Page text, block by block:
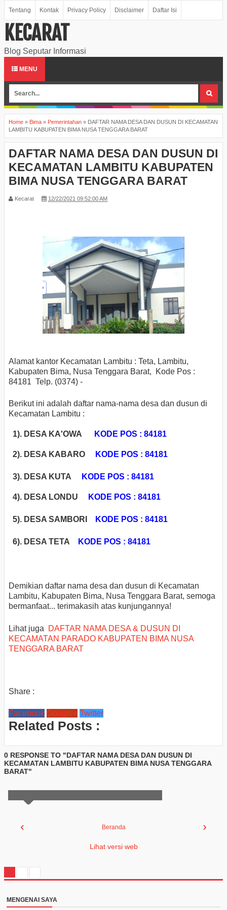
Tentang Kontak Privacy Policy Disclaimer Daftar Isi
KECARAT
Blog Seputar Informasi
MENU
Home » Bima » Pemerintahan » DAFTAR NAMA DESA DAN DUSUN DI KECAMATAN
LAMBITU KABUPATEN BIMA NUSA TENGGARA BARAT
DAFTAR NAMA DESA DAN DUSUN DI
KECAMATAN LAMBITU KABUPATEN
BIMA NUSA TENGGARA BARAT
Kecarat 12/22/2021 09:52:00 AM
Alamat kantor Kecamatan Lambitu : Teta, Lambitu,
Kabupaten Bima, Nusa Tenggara Barat, Kode Pos :
84181 Telp. (0374) -
Berikut ini adalah daftar nama-nama desa dan dusun di
Kecamatan Lambitu :
1). DESA KA'OWA KODE POS : 84181
2). DESA KABARO KODE POS : 84181
3). DESA KUTA KODE POS : 84181
4). DESA LONDU KODE POS : 84181
5). DESA SAMBORI KODE POS : 84181
6). DESA TETA KODE POS : 84181
Demikian daftar nama desa dan dusun di Kecamatan
Lambitu, Kabupaten Bima, Nusa Tenggara Barat, semoga
bermanfaat... terimakasih atas kunjungannya!
Lihat juga
DAFTAR NAMA DESA & DUSUN DI
KECAMATAN PARADO KABUPATEN BIMA NUSA
TENGGARA BARAT
Share :
Facebook Google+ Twitter
Related Posts :
0 RESPONSE TO "DAFTAR NAMA DESA DAN DUSUN DI
KECAMATAN LAMBITU KABUPATEN BIMA NUSA TENGGARA
BARAT"
‹ ›
Beranda
Lihat versi web
MENGENAI SAYA